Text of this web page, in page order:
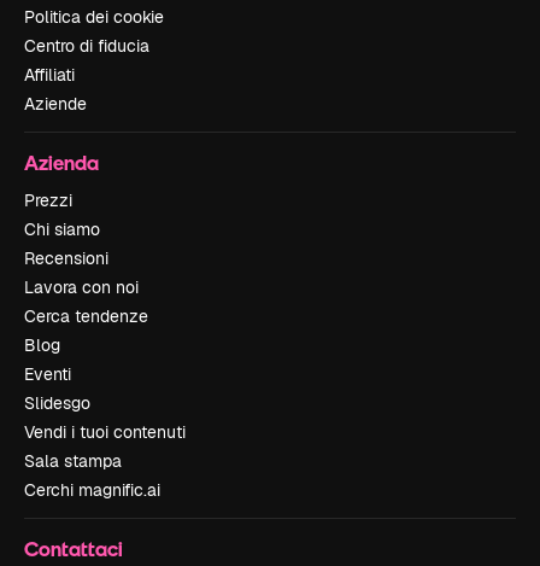
Politica dei cookie
Centro di fiducia
Affiliati
Aziende
Azienda
Prezzi
Chi siamo
Recensioni
Lavora con noi
Cerca tendenze
Blog
Eventi
Slidesgo
Vendi i tuoi contenuti
Sala stampa
Cerchi magnific.ai
Contattaci